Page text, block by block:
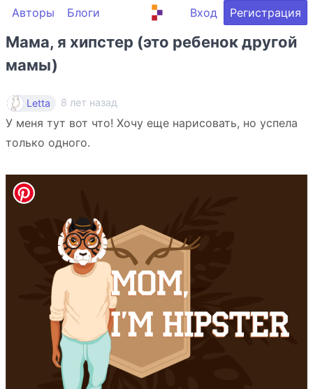
Авторы Блоги Вход Регистрация
Мама, я хипстер (это ребенок другой
мамы)
Letta 8 лет назад
У меня тут вот что! Хочу еще нарисовать, но успела
только одного.